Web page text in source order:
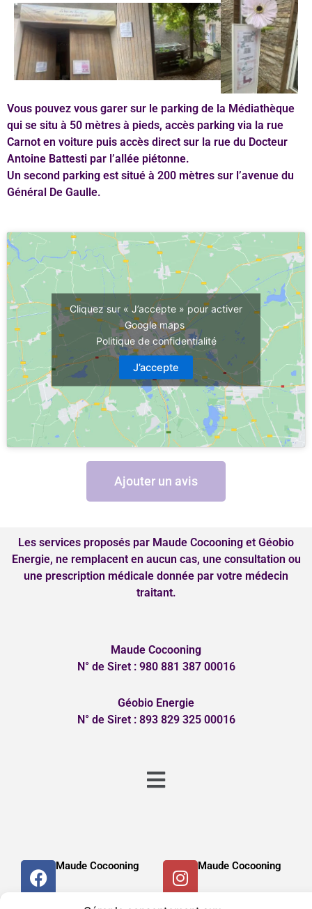
Vous pouvez vous garer sur le parking de la Médiathèque
qui se situ à 50 mètres à pieds, accès parking via la rue
Carnot en voiture puis accès direct sur la rue du Docteur
Antoine Battesti par l’allée piétonne.
Un second parking est situé à 200 mètres sur l’avenue du
Général De Gaulle.
Cliquez sur « J’accepte » pour activer
Google maps
Politique de confidentialité
J’accepte
Ajouter un avis
Les services proposés par Maude Cocooning et Géobio
Energie, ne remplacent en aucun cas, une consultation ou
une prescription médicale donnée par votre médecin
traitant.
Maude Cocooning
N° de Siret : 980 881 387 00016
Géobio Energie
N° de Siret : 893 829 325 00016
Menu
F
a
Maude Cocooning
I
n
s
Maude Cocooning